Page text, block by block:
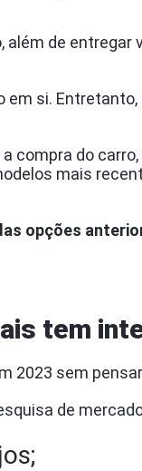
de entregar
em si.
compra do
mais
opções
tem
2023 sem
de